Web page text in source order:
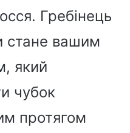
Гребінець
стане вашим
який
чубок
протягом